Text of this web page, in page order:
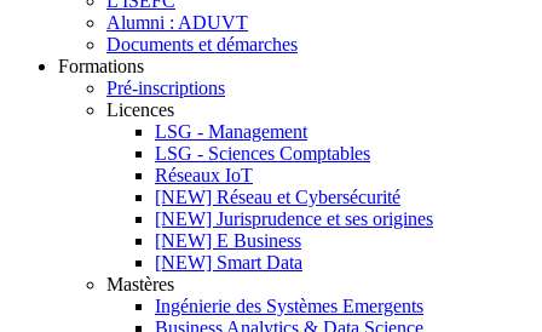
Alumni : ADUVT
Documents et démarches
Formations
Pré-inscriptions
Licences
LSG - Management
LSG - Sciences Comptables
Réseaux IoT
[NEW] Réseau et Cybersécurité
[NEW] Jurisprudence et ses origines
[NEW] E Business
[NEW] Smart Data
Mastères
Ingénierie des Systèmes Emergents
Business Analytics & Data Science